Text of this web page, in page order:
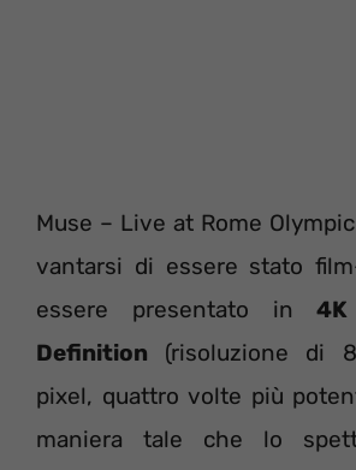
Muse – Live at Rome
vantarsi di essere stato
essere presentato in
Definition (risoluzione di
pixel, quattro volte più
maniera tale che lo